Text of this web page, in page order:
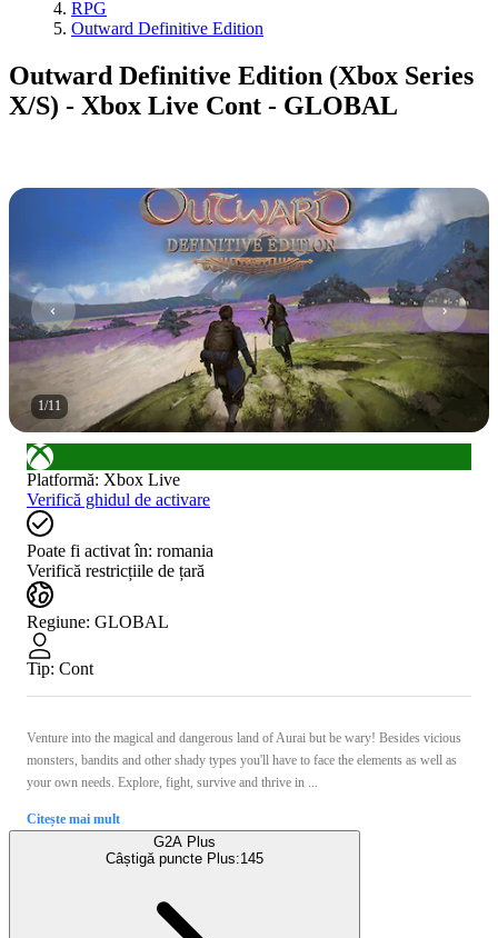
RPG
Outward Definitive Edition
Outward Definitive Edition (Xbox Series
X/S) - Xbox Live Cont - GLOBAL
1/11
Platformă: Xbox Live
Verifică ghidul de activare
Poate fi activat în: romania
Verifică restricțiile de țară
Regiune: GLOBAL
Tip: Cont
Venture into the magical and dangerous land of Aurai but be wary! Besides vicious
monsters, bandits and other shady types you'll have to face the elements as well as
your own needs. Explore, fight, survive and thrive in ...
Citește mai mult
G2A Plus
Câștigă puncte Plus:145